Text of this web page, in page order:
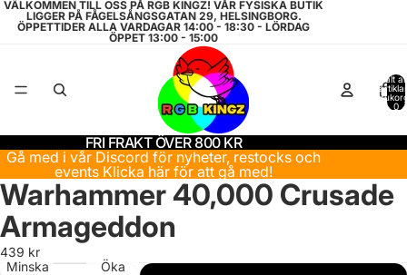
VÄLKOMMEN TILL OSS PÅ RGB KINGZ! VÅR FYSISKA BUTIK
LIGGER PÅ FÅGELSÅNGSGATAN 29, HELSINGBORG.
ÖPPETTIDER ALLA VARDAGAR 14:00 - 18:30 - LÖRDAG
ÖPPET 13:00 - 15:00
Totalt
0
FRI FRAKT ÖVER 800 KR
Gå med i vår Discord för nyheter, restocks och
events Klicka här för att gå med!
Warhammer 40,000 Crusade
Armageddon
439 kr
Minska
Öka